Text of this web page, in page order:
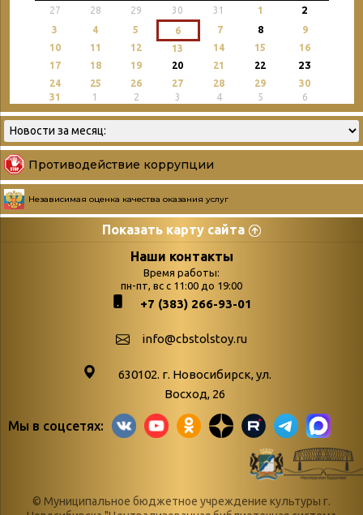
27 28 29 30 31 1 2
3 4 5 6 7 8
9
10
11 12 13 14 15
16
17
18 19 20 21 22 23
24 25 26 27 28 29
30
31
1 2 3 4 5 6
Противодействие коррупции
Независимая оценка качества оказания услуг
Показать карту сайта
Страницы
podvedenie-itogov-festivalya-
paskhalnaya-palitra
Библионочь – как ярмарка точь-в-
Конференции, семинары,
поступлений
Война. Народ.
живые»
«Мне всё
снятся
военной поры
Наши контакты
Время работы:
пн-пт, вс с 11:00 до 19:00
+7 (383) 266-93-01
info@cbstolstoy.ru
630102. г. Новосибирск, ул.
Восход, 26
Мы в соцсетях:
© Муниципальное бюджетное учреждение культуры г.